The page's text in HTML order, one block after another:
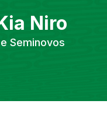
Niro
Seminovos